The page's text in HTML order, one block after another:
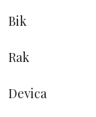
Bik
Rak
Devica